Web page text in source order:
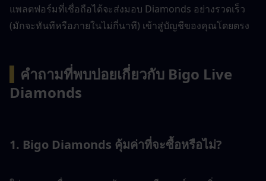
แพลตฟอร์มที่เชื่อถือได้จะส่งมอบ Diamonds อย่างรวดเร็ว
(มักจะทันทีหรือภายในไม่กี่นาที) เข้าสู่บัญชีของคุณโดยตรง
คำถามที่พบบ่อยเกี่ยวกับ Bigo Live
Diamonds
1. Bigo Diamonds คุ้มค่าที่จะซื้อหรือไม่?